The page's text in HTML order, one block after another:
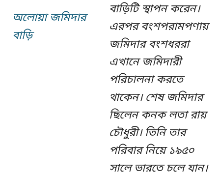
অলোয়া জমিদার
বাড়ি
বাড়িটি স্থাপন করেন।
এরপর বংশপরামপণায়
জমিদার বংশধররা
এখানে জমিদারী
পরিচালনা করতে
থাকেন। শেষ জমিদার
ছিলেন কনক লতা রায়
চৌধুরী। তিনি তার
পরিবার নিয়ে ১৯৫০
সালে ভারতে চলে যান।